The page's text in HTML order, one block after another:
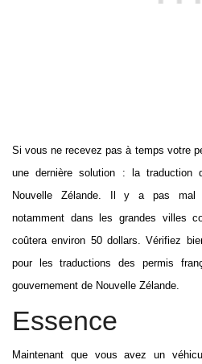
Si vous ne recevez pas à temps votre
une dernière solution : la traduction
Nouvelle Zélande. Il y a pas mal
notamment dans les grandes villes
coûtera environ 50 dollars. Vérifiez
pour les traductions des permis
gouvernement de Nouvelle Zélande.
Essence
Maintenant que vous avez un